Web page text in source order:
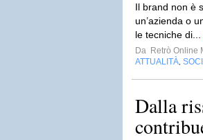
Il brand non è
un’azienda o
le tecniche di...
Da Retrò Online
ATTUALITÀ
Dalla